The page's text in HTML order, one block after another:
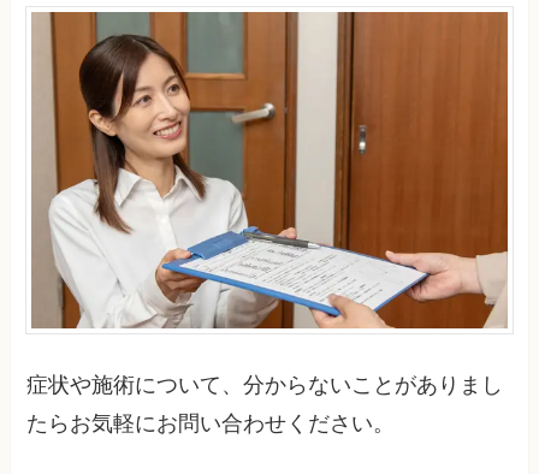
症状や施術について、分からないことがありまし
たらお気軽にお問い合わせください。